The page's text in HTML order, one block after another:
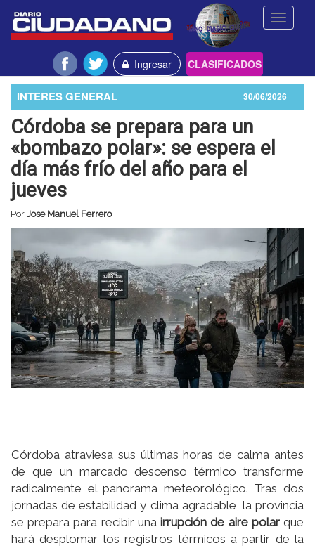
Toggle
Ingresar CLASIFICADOS
INTERES GENERAL 30/06/2026
Córdoba se prepara para un
«bombazo polar»: se espera el
día más frío del año para el
jueves
Por Jose Manuel Ferrero
Córdoba atraviesa sus últimas horas de calma antes
de que un marcado descenso térmico transforme
radicalmente el panorama meteorológico. Tras dos
jornadas de estabilidad y clima agradable, la provincia
se prepara para recibir una irrupción de aire polarque
hará desplomar los registros térmicos a partir de la